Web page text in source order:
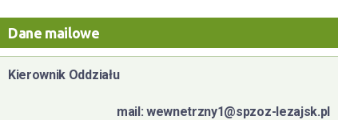
Dane mailowe
Kierownik Oddziału
mail: wewnetrzny1@spzoz-lezajsk.pl